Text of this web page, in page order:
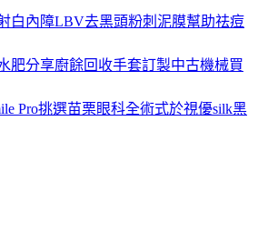
白內障LBV去黑頭粉刺泥膜幫助祛痘
肥分享廚餘回收手套訂製中古機械買
Pro挑選苗栗眼科全術式於視優silk黑